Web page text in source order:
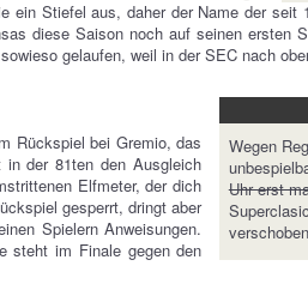
ein Stiefel aus, daher der Name der seit
diese Saison noch auf seinen ersten
gelaufen, weil in der SEC nach
Wegen
Uhr erst
Rückspiel bei Gremio, das
der 81ten den Ausgleich
Elfmeter, der dich
gesperrt, dringt aber
Spielern Anweisungen.
steht im Finale gegen den